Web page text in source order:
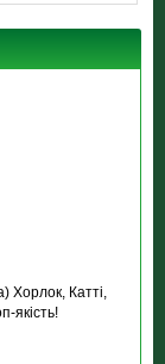
Катті,
якість!